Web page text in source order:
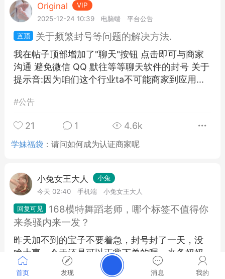
首页 发现 消息 我的
Original
VIP
2025-12-24 10:39
电脑端 平台公告
关于频繁封号等问题的解决方法.
我在帖子顶部增加了"聊天"按钮 点击即可与商家
沟通 避免微信 QQ 默往等等聊天软件的封号 关于
提示音:因为咱们这个行业ta不可能商家到应用...
#公告
21 1 4.6k
学妹福袋 ：请问如何成为认证商家呢
小兔女王大人
小兔
今天 02:40
手机端 小兔女王大人
168模特舞蹈老师，哪个标签不值得你
来条骚内来一发？
昨天加不到的宝子不要着急，封号封了一天，没
啥大事，今天还是可以正常下单的喔，来条妈妈
的骚内或者像这位宝子一样给我买套比基尼拍完